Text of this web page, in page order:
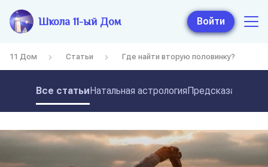
Школа 11-ый Дом Войти
11 Дом Статьи Где найти вторую половинку?
Все статьиНатальная астрология